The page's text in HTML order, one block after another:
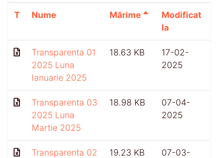
T Nume Mărime
Modificat
la
Transparenta 01
2025 Luna
Ianuarie 2025
18.63 KB
17-02-
2025
Transparenta 03
2025 Luna
Martie 2025
18.98 KB
07-04-
2025
Transparenta 02
19.23 KB
07-03-